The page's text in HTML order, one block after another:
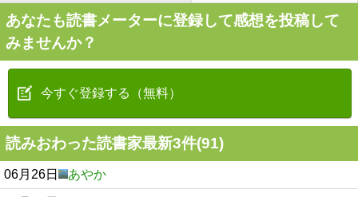
あなたも読書メーターに登録して感想を投稿して
みませんか？
今すぐ登録する（無料）
読みおわった読書家最新3件(91)
06月26日 あやか